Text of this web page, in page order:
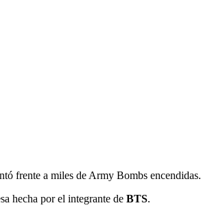
frente a miles de Army Bombs encendidas.
hecha por el integrante de BTS.